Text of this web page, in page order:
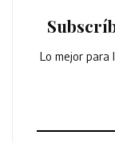
Lo mejor para